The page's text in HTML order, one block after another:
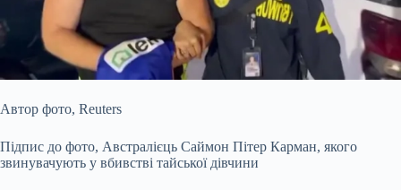
Автор фото, Reuters
Підпис до фото, Австралієць Саймон Пітер Карман, якого
звинувачують у вбивстві тайської дівчини